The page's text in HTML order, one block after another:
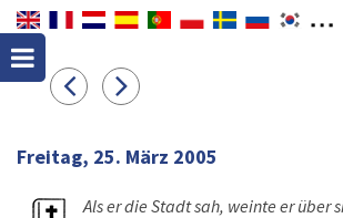
Freitag, 25. März 2005
Als er die Stadt sah, weinte er über